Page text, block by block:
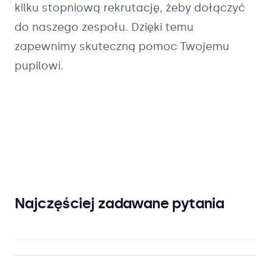
kilku stopniową rekrutację, żeby dołączyć
do naszego zespołu. Dzięki temu
zapewnimy skuteczną pomoc Twojemu
pupilowi.
Najczęściej zadawane pytania